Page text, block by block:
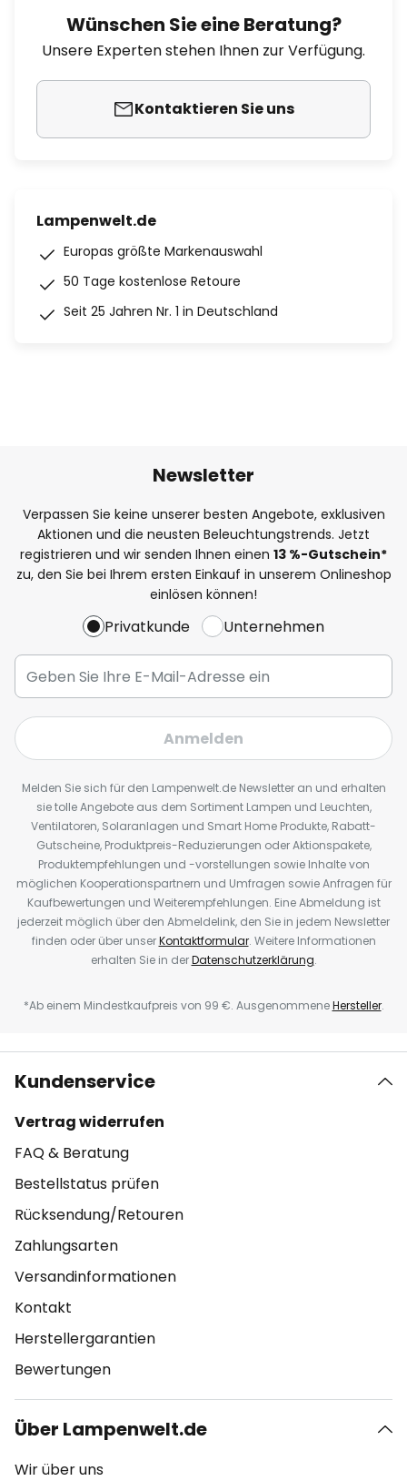
Wünschen Sie eine Beratung?
Unsere Experten stehen Ihnen zur Verfügung.
Kontaktieren Sie uns
Lampenwelt.de
Europas größte Markenauswahl
50 Tage kostenlose Retoure
Seit 25 Jahren Nr. 1 in Deutschland
Newsletter
Verpassen Sie keine unserer besten Angebote, exklusiven
Aktionen und die neusten Beleuchtungstrends. Jetzt
registrieren und wir senden Ihnen einen 13 %-Gutschein*
zu, den Sie bei Ihrem ersten Einkauf in unserem Onlineshop
einlösen können!
Privatkunde Unternehmen
Anmelden
Melden Sie sich für den Lampenwelt.de Newsletter an und erhalten
sie tolle Angebote aus dem Sortiment Lampen und Leuchten,
Ventilatoren, Solaranlagen und Smart Home Produkte, Rabatt-
Gutscheine, Produktpreis-Reduzierungen oder Aktionspakete,
Produktempfehlungen und -vorstellungen sowie Inhalte von
möglichen Kooperationspartnern und Umfragen sowie Anfragen für
Kaufbewertungen und Weiterempfehlungen. Eine Abmeldung ist
jederzeit möglich über den Abmeldelink, den Sie in jedem Newsletter
finden oder über unserKontaktformular. Weitere Informationen
erhalten Sie in derDatenschutzerklärung.
*Ab einem Mindestkaufpreis von 99 €. AusgenommeneHersteller.
Kundenservice
Vertrag widerrufen
FAQ & Beratung
Bestellstatus prüfen
Rücksendung/Retouren
Zahlungsarten
Versandinformationen
Kontakt
Herstellergarantien
Bewertungen
Über Lampenwelt.de
Wir über uns